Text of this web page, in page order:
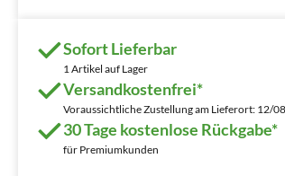
Sofort Lieferbar
1 Artikel auf Lager
Versandkostenfrei*
Voraussichtliche Zustellung am Lieferort: 12/
30 Tage kostenlose Rückgabe*
für Premiumkunden